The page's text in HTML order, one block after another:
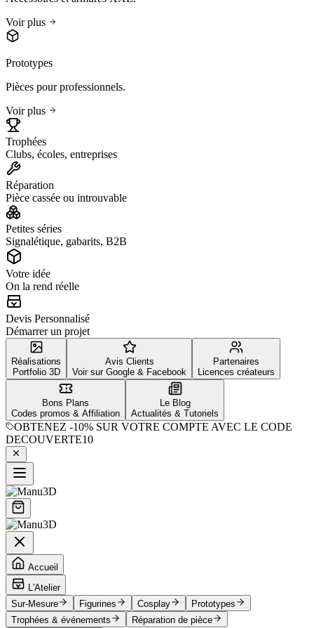
Voir plus
Prototypes
Pièces pour professionnels.
Voir plus
Trophées
Clubs, écoles, entreprises
Réparation
Pièce cassée ou introuvable
Petites séries
Signalétique, gabarits, B2B
Votre idée
On la rend réelle
Devis Personnalisé
Démarrer un projet
Réalisations
Portfolio 3D
Avis Clients
Voir sur Google & Facebook
Partenaires
Licences créateurs
Bons Plans
Codes promos & Affiliation
Le Blog
Actualités & Tutoriels
OBTENEZ -10% SUR VOTRE COMPTE AVEC LE CODE
DECOUVERTE10
Accueil
L'Atelier
Sur-Mesure
Figurines Cosplay
Prototypes
Trophées & événements
Réparation de pièce